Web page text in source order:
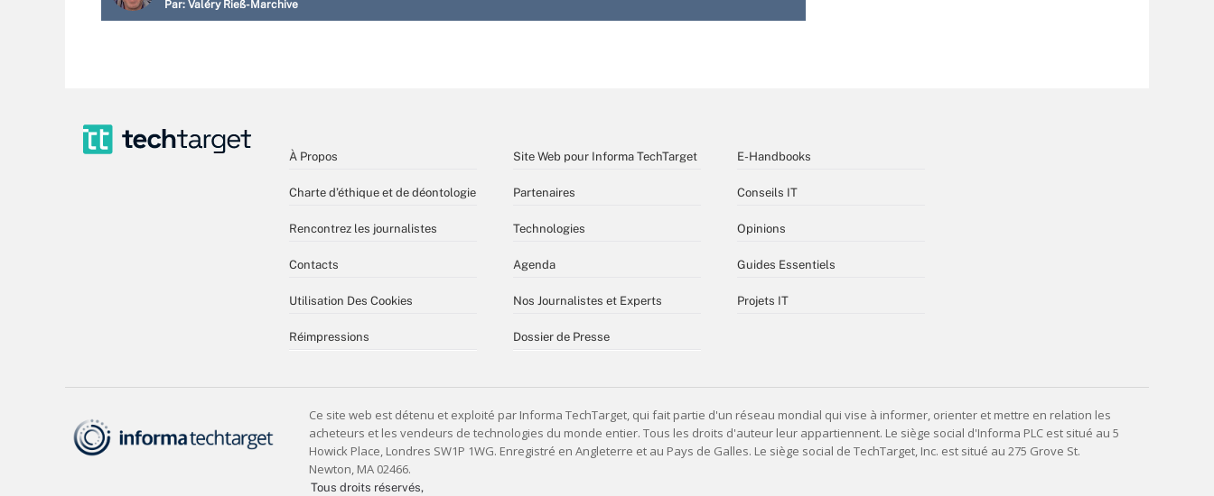
Par: Valéry Rieß-Marchive
À Propos
Charte d’éthique et de déontologie
Rencontrez les journalistes
Contacts
Utilisation Des Cookies
Réimpressions
Site Web pour Informa TechTarget
Partenaires
Technologies
Agenda
Nos Journalistes et Experts
Dossier de Presse
E-Handbooks
Conseils IT
Opinions
Guides Essentiels
Projets IT
Tous droits réservés,